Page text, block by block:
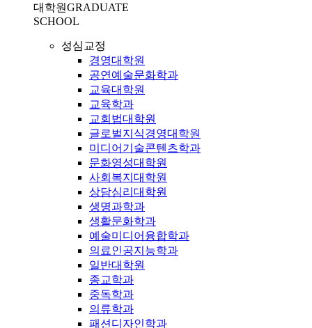
대학원GRADUATE
SCHOOL
성심교정
경영대학원
공연예술문화학과
교육대학원
교육학과
교회법대학원
글로벌지식경영대학원
미디어기술콘텐츠학과
문화영성대학원
사회복지대학원
상담심리대학원
생명과학과
생활문화학과
예술미디어융합학과
의료인공지능학과
일반대학원
종교학과
중독학과
의류학과
패션디자인학과